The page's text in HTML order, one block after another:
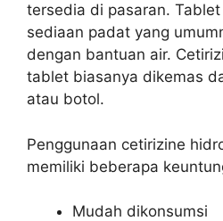
tersedia di pasaran.
sediaan padat yang
dengan bantuan air.
tablet biasanya dikemas
atau botol.
Penggunaan cetirizine
memiliki beberapa
Mudah dikonsumsi